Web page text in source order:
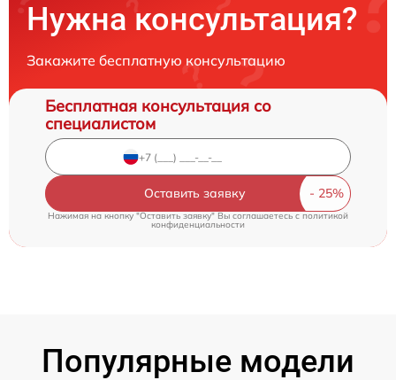
Нужна консультация?
Закажите бесплатную консультацию
Бесплатная консультация со
специалистом
Оставить заявку
Нажимая на кнопку "Оставить заявку" Вы соглашаетесь cполитикой
конфиденциальности
Популярные модели